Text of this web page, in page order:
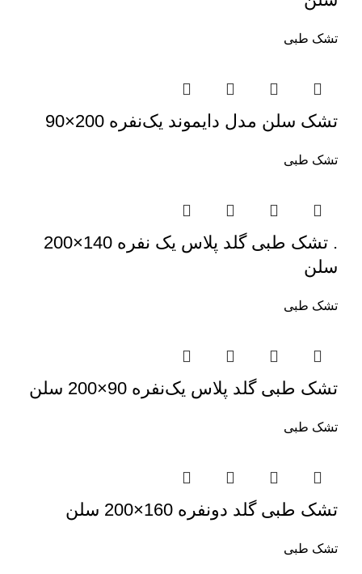
تشک طبی
تشک سلن مدل دایموند یک‌نفره 200×90
تشک طبی
. تشک طبی گلد پلاس یک نفره 140×200
سلن
تشک طبی
تشک طبی گلد پلاس یک‌نفره 90×200 سلن
تشک طبی
تشک طبی گلد دو‌نفره 160×200 سلن
تشک طبی